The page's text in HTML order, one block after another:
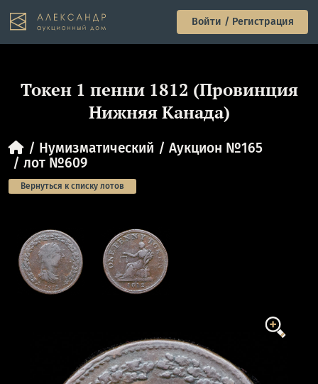
Войти / Регистрация
Токен 1 пенни 1812 (Провинция
Нижняя Канада)
Нумизматический
Аукцион №165
лот №609
Вернуться к списку лотов